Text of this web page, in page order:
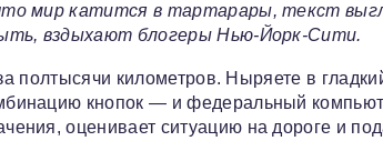
мир катится в тартарары, текст
вздыхают блогеры Нью-Йорк-Сити.
полтысячи километров. Ныряете в
кнопок — и федеральный
оценивает ситуацию на дороге и